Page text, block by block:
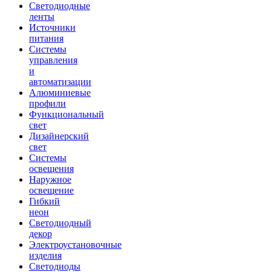
Светодиодные
ленты
Источники
питания
Системы
управления
и
автоматизации
Алюминиевые
профили
Функциональный
свет
Дизайнерский
свет
Системы
освещения
Наружное
освещение
Гибкий
неон
Светодиодный
декор
Электроустановочные
изделия
Светодиоды